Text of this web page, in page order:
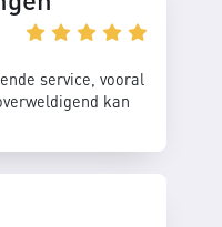
service, vooral
kan